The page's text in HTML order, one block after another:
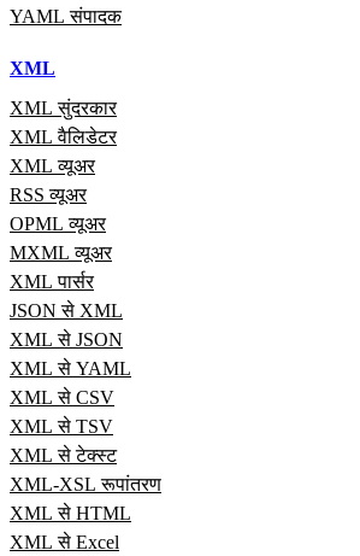
YAML संपादक
XML
XML सुंदरकार
XML वैलिडेटर
XML व्यूअर
RSS व्यूअर
OPML व्यूअर
MXML व्यूअर
XML पार्सर
JSON से XML
XML से JSON
XML से YAML
XML से CSV
XML से TSV
XML से टेक्स्ट
XML-XSL रूपांतरण
XML से HTML
XML से Excel